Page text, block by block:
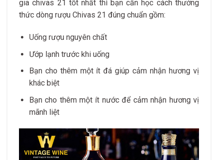
gia chivas 21 tốt nhất thì bạn cần học cách thưởng
thức dòng rượu Chivas 21 đúng chuẩn gồm:
Uống rượu nguyên chất
Ướp lạnh trước khi uống
Bạn cho thêm một ít đá giúp cảm nhận hương vị
khác biệt
Bạn cho thêm một ít nước để cảm nhận hương vị
mãnh liệt